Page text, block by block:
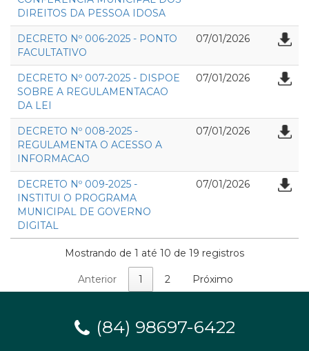
DIREITOS DA PESSOA IDOSA
DECRETO Nº 006-2025 - PONTO
FACULTATIVO
07/01/2026
DECRETO Nº 007-2025 - DISPOE
SOBRE A REGULAMENTACAO
DA LEI
07/01/2026
DECRETO Nº 008-2025 -
REGULAMENTA O ACESSO A
INFORMACAO
07/01/2026
DECRETO Nº 009-2025 -
INSTITUI O PROGRAMA
MUNICIPAL DE GOVERNO
DIGITAL
07/01/2026
Mostrando de 1 até 10 de 19 registros
Anterior 1 2 Próximo
(84) 98697-6422